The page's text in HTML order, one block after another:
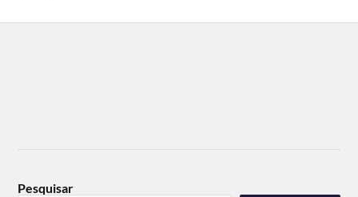
Pesquisar